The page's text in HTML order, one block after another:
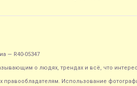
— R40-05347
о людях, трендах и всё, что
Использование